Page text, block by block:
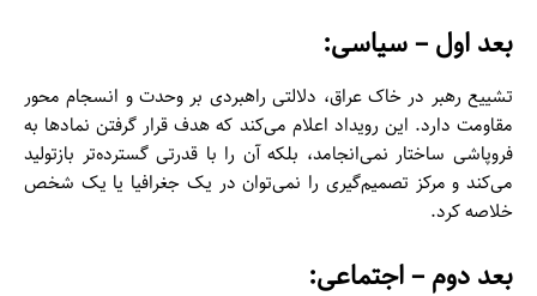
بعد اول – سیاسی:
تشییع رهبر در خاک عراق، دلالتی راهبردی بر وحدت و انسجام محور
مقاومت دارد. این رویداد اعلام می‌کند که هدف قرار گرفتن نمادها به
فروپاشی ساختار نمی‌انجامد، بلکه آن را با قدرتی گسترده‌تر بازتولید
می‌کند و مرکز تصمیم‌گیری را نمی‌توان در یک جغرافیا یا یک شخص
خلاصه کرد.
بعد دوم – اجتماعی: